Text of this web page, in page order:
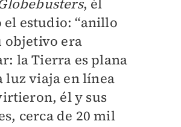
, él
el estudio: “anillo
objetivo era
la Tierra es plana
luz viaja en línea
él y sus
cerca de 20 mil